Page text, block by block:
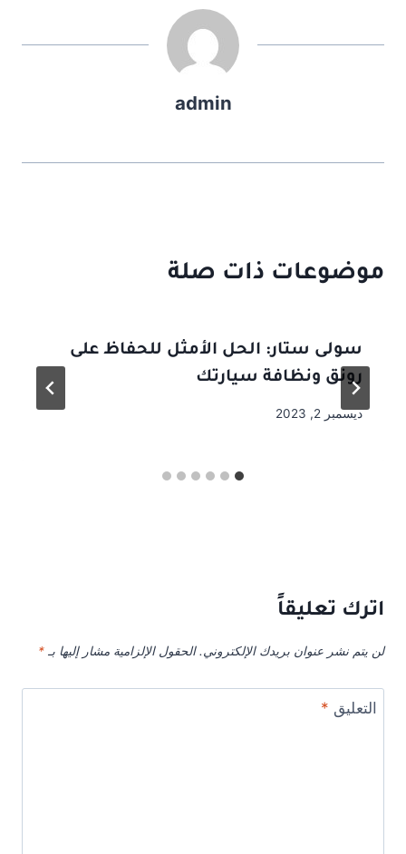
admin
موضوعات ذات صلة
سولى ستار: الحل الأمثل للحفاظ على
رونق ونظافة سيارتك
ديسمبر 2, 2023
اترك تعليقاً
لن يتم نشر عنوان بريدك الإلكتروني. الحقول الإلزامية مشار إليها بـ *
التعليق *